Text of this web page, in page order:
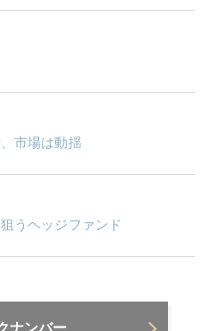
市場は動揺
うヘッジファンド
ナンバー